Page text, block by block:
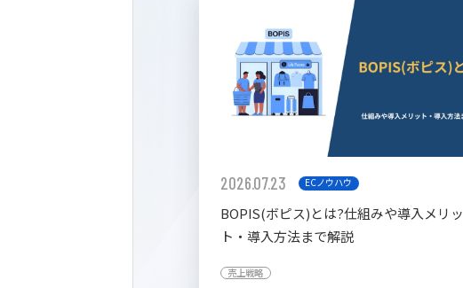
2026.07.23 ECノウハウ
BOPIS(ボピス)とは?仕組みや導入メリッ
ト・導入方法まで解説
売上戦略